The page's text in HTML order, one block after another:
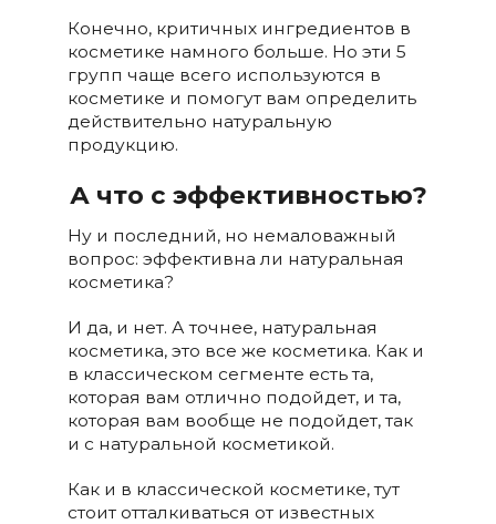
Конечно, критичных ингредиентов в
косметике намного больше. Но эти 5
групп чаще всего используются в
косметике и помогут вам определить
действительно натуральную
продукцию.
А что с эффективностью?
Ну и последний, но немаловажный
вопрос: эффективна ли натуральная
косметика?
И да, и нет. А точнее, натуральная
косметика, это все же косметика. Как и
в классическом сегменте есть та,
которая вам отлично подойдет, и та,
которая вам вообще не подойдет, так
и с натуральной косметикой.
Как и в классической косметике, тут
стоит отталкиваться от известных